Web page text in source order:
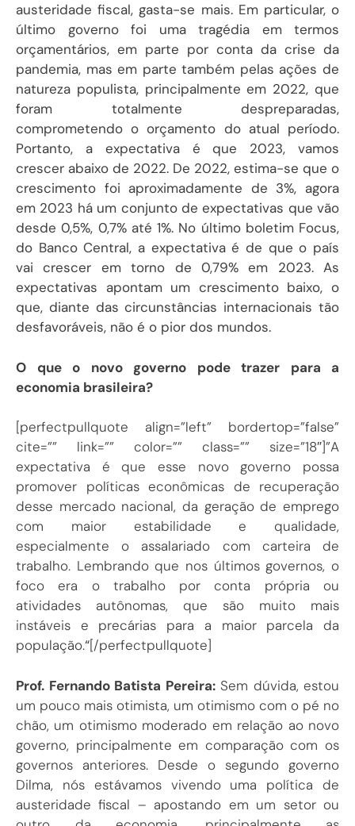
austeridade fiscal, gasta-se mais. Em particular, o
último governo foi uma tragédia em termos
orçamentários, em parte por conta da crise da
pandemia, mas em parte também pelas ações de
natureza populista, principalmente em 2022, que
foram totalmente despreparadas,
comprometendo o orçamento do atual período.
Portanto, a expectativa é que 2023, vamos
crescer abaixo de 2022. De 2022, estima-se que o
crescimento foi aproximadamente de 3%, agora
em 2023 há um conjunto de expectativas que vão
desde 0,5%, 0,7% até 1%. No último boletim Focus,
do Banco Central, a expectativa é de que o país
vai crescer em torno de 0,79% em 2023. As
expectativas apontam um crescimento baixo, o
que, diante das circunstâncias internacionais tão
desfavoráveis, não é o pior dos mundos.
O que o novo governo pode trazer para a
economia brasileira?
[perfectpullquote align=”left” bordertop=”false”
cite=”” link=”” color=”” class=”” size=”18″]”A
expectativa é que esse novo governo possa
promover políticas econômicas de recuperação
desse mercado nacional, da geração de emprego
com maior estabilidade e qualidade,
especialmente o assalariado com carteira de
trabalho. Lembrando que nos últimos governos, o
foco era o trabalho por conta própria ou
atividades autônomas, que são muito mais
instáveis e precárias para a maior parcela da
população.“[/perfectpullquote]
Prof. Fernando Batista Pereira:Sem dúvida, estou
um pouco mais otimista, um otimismo com o pé no
chão, um otimismo moderado em relação ao novo
governo, principalmente em comparação com os
governos anteriores. Desde o segundo governo
Dilma, nós estávamos vivendo uma política de
austeridade fiscal – apostando em um setor ou